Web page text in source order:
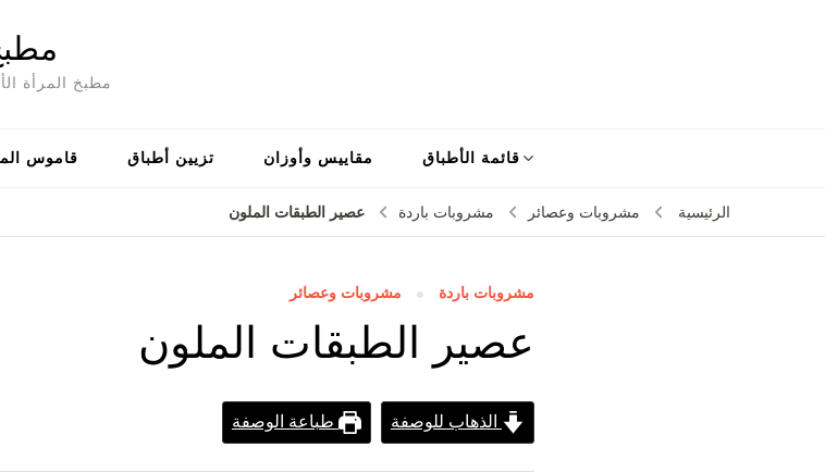
مطبخ المرأة
قائمة الأطباق مقاييس وأوزان تزيين أطباق قاموس
الرئيسية مشروبات وعصائر مشروبات باردة عصير الطبقات الملون
مشروبات باردة مشروبات وعصائر
عصير الطبقات الملون
الذهاب للوصفة طباعة الوصفة